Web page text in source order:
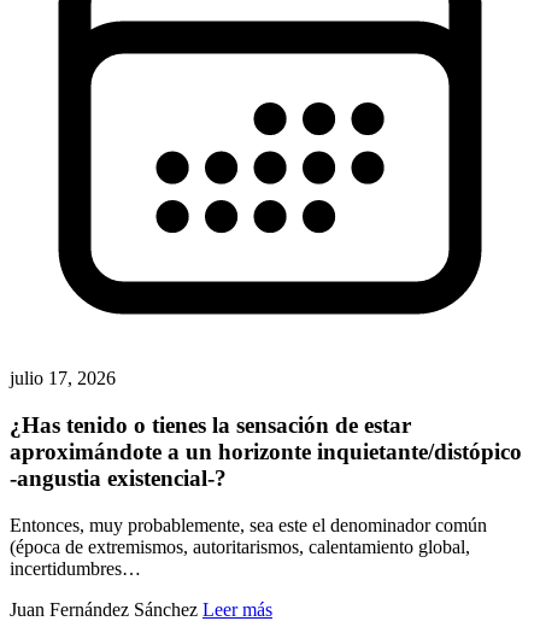
julio 17, 2026
¿Has tenido o tienes la sensación de estar
aproximándote a un horizonte inquietante/distópico
-angustia existencial-?
Entonces, muy probablemente, sea este el denominador común
(época de extremismos, autoritarismos, calentamiento global,
incertidumbres…
Juan Fernández Sánchez Leer más